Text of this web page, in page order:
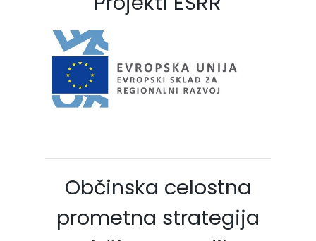
Občinska celostna
prometna strategija